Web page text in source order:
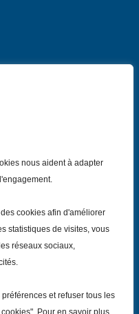
nous aident à adapter
cookies afin d'améliorer
statistiques de visites, vous
réseaux sociaux,
et refuser tous les
Pour en savoir plus
Newsletter
Je m’inscris